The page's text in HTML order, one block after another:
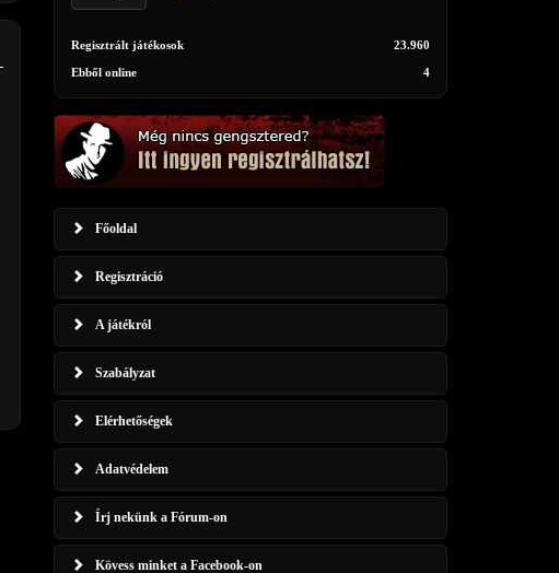
Regisztrált játékosok 23.960
Ebből online 4
Főoldal
Regisztráció
A játékról
Szabályzat
Elérhetőségek
Adatvédelem
Írj nekünk a Fórum-on
Kövess minket a Facebook-on